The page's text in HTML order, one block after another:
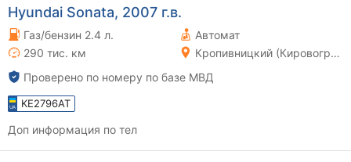
Hyundai Sonata, 2007 г.в.
Газ/бензин 2.4 л.
Автомат
290 тис. км
Кропивницкий (Кировоград)
Проверено по номеру по базе МВД
KE2796AT
Доп информация по тел